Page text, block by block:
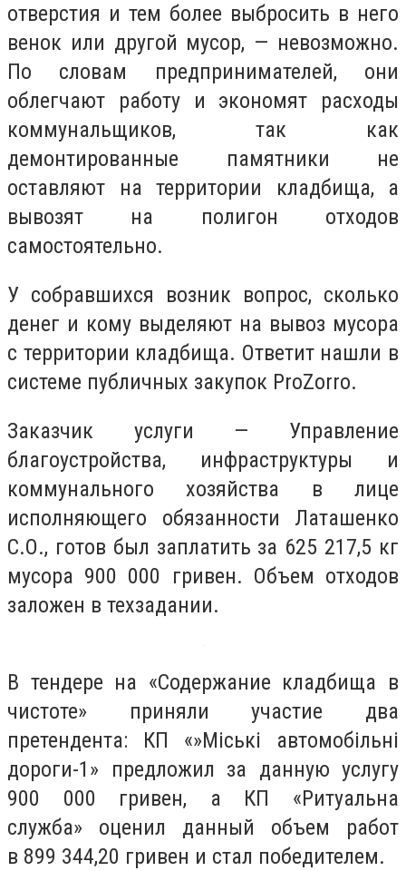
отверстия и тем более выбросить в него
венок или другой мусор, — невозможно.
По словам предпринимателей, они
облегчают работу и экономят расходы
коммунальщиков, так как
демонтированные памятники не
оставляют на территории кладбища, а
вывозят на полигон отходов
самостоятельно.
У собравшихся возник вопрос, сколько
денег и кому выделяют на вывоз мусора
с территории кладбища. Ответит нашли в
системе публичных закупок ProZorro.
Заказчик услуги — Управление
благоустройства, инфраструктуры и
коммунального хозяйства в лице
исполняющего обязанности Латашенко
С.О., готов был заплатить за 625 217,5 кг
мусора 900 000 гривен. Объем отходов
заложен в техзадании.
В тендере на «Содержание кладбища в
чистоте» приняли участие два
претендента: КП «»Міські автомобільні
дороги-1» предложил за данную услугу
900 000 гривен, а КП «Ритуальна
служба» оценил данный объем работ
в 899 344,20 гривен и стал победителем.